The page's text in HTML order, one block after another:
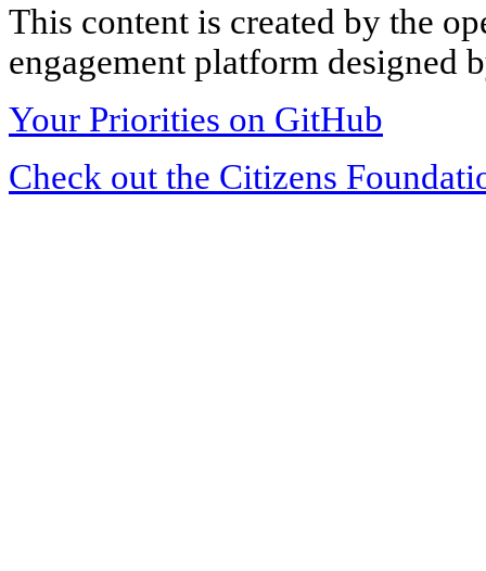
This content is created by the
engagement platform designed
Your Priorities on GitHub
Check out the Citizens